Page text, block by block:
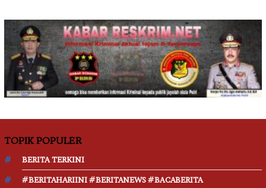
TOPIK POPULER
BERITA TERKINI
#BERITAHARIINI #BERITANEWS #BACABERITA